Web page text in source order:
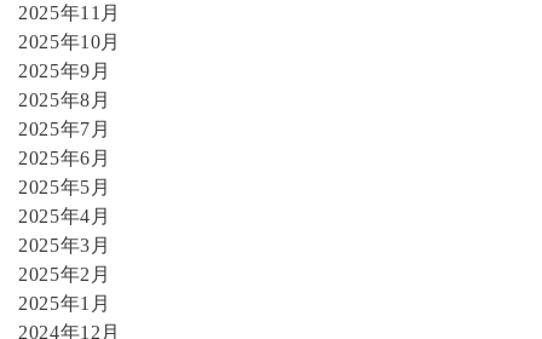
2025年11月
2025年10月
2025年9月
2025年8月
2025年7月
2025年6月
2025年5月
2025年4月
2025年3月
2025年2月
2025年1月
2024年12月